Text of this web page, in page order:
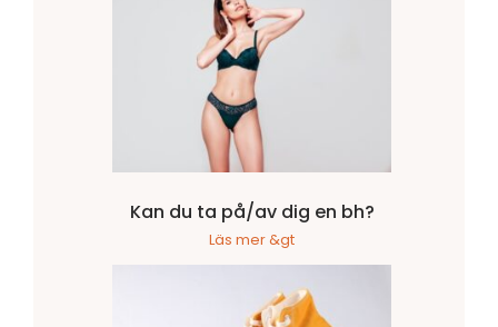
Kan du ta på/av dig en bh?
Läs mer &gt